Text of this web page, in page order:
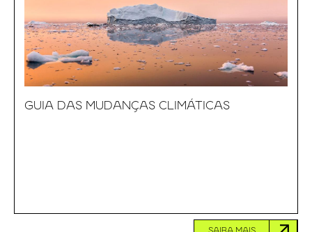
GUIA DAS MUDANÇAS CLIMÁTICAS